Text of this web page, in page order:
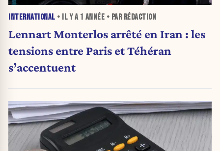
INTERNATIONAL • IL Y A 1 ANNÉE • PAR RÉDACTION
Lennart Monterlos arrêté en Iran : les
tensions entre Paris et Téhéran
s’accentuent